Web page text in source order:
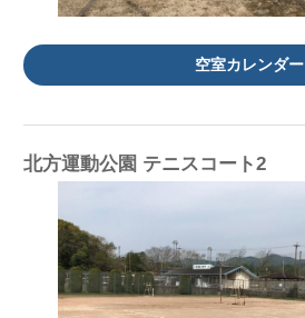
空室カレンダー
北方運動公園 テニスコート2